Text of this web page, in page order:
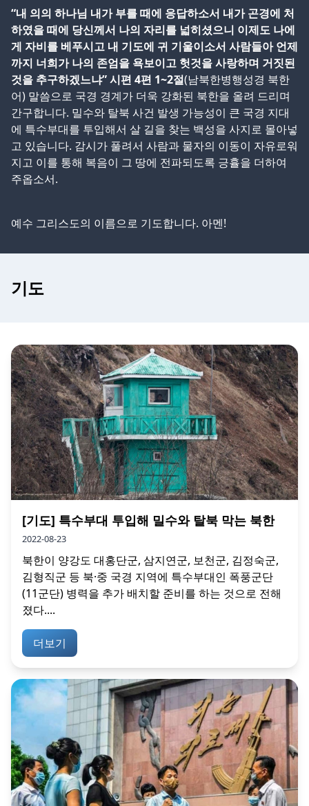
“내 의의 하나님 내가 부를 때에 응답하소서 내가 곤경에 처
하였을 때에 당신께서 나의 자리를 넓히셨으니 이제도 나에
게 자비를 베푸시고 내 기도에 귀 기울이소서 사람들아 언제
까지 너희가 나의 존엄을 욕보이고 헛것을 사랑하며 거짓된
것을 추구하겠느냐” 시편 4편 1~2절(남북한병행성경 북한
어) 말씀으로 국경 경계가 더욱 강화된 북한을 올려 드리며
간구합니다. 밀수와 탈북 사건 발생 가능성이 큰 국경 지대
에 특수부대를 투입해서 살 길을 찾는 백성을 사지로 몰아넣
고 있습니다. 감시가 풀려서 사람과 물자의 이동이 자유로워
지고 이를 통해 복음이 그 땅에 전파되도록 긍휼을 더하여
주옵소서.
예수 그리스도의 이름으로 기도합니다. 아멘!
기도
[기도] 특수부대 투입해 밀수와 탈북 막는 북한
2022-08-23
북한이 양강도 대홍단군, 삼지연군, 보천군, 김정숙군,
김형직군 등 북·중 국경 지역에 특수부대인 폭풍군단
(11군단) 병력을 추가 배치할 준비를 하는 것으로 전해
졌다....
더보기